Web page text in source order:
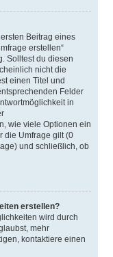
Beitrag eines
erstellen“
Solltest du diesen
nicht die
einen Titel und
Felder
in
wie viele Optionen ein
die Umfrage gilt (0
und schließlich, ob
erstellen?
wird durch
mehr
kontaktiere einen